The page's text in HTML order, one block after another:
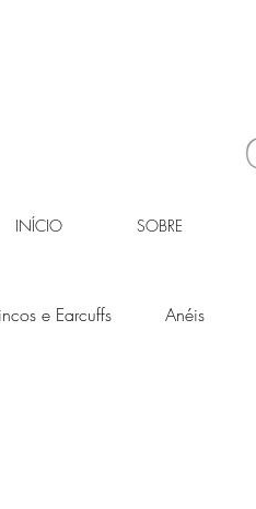
INÍCIO SOBRE
e Earcuffs Anéis